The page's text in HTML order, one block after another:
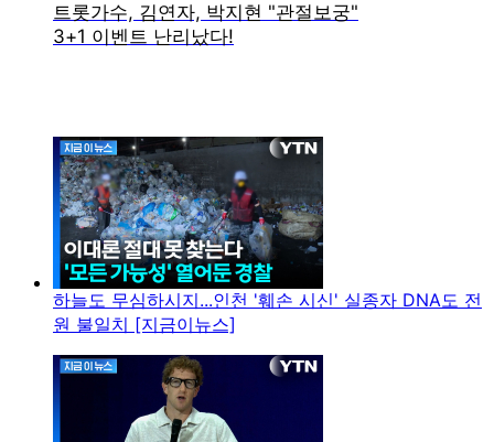
하늘도 무심하시지...인천 '훼손 시신' 실종자 DNA도 전
원 불일치 [지금이뉴스]